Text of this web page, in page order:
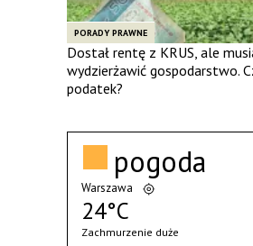
PORADY PRAWNE
Dostał rentę z KRUS, ale
wydzierżawić gospodarstwo.
podatek?
pogoda
Warszawa
24°C
Zachmurzenie duże